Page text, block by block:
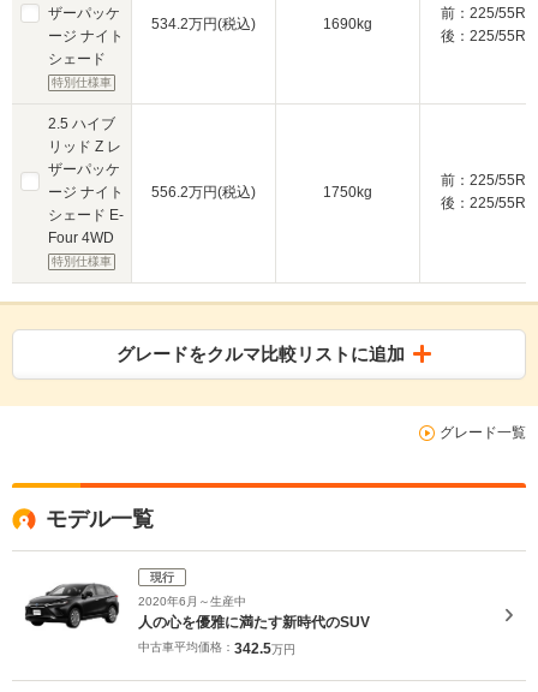
ザーパッケ
ージ ナイト
シェード
特別仕様車
2.5 ハイブ
リッド Z レ
ザーパッケ
ージ ナイト
シェード E-
Four 4WD
特別仕様車
534.2万円(税込) 1690kg
前：225/
後：225/
556.2万円(税込) 1750kg
前：225/
後：225/
グレードをクルマ比較リストに追加
グレード一覧
モデル一覧
現行
2020年6月～生産中
人の心を優雅に満たす新時代のSUV
中古車平均価格： 342.5万円